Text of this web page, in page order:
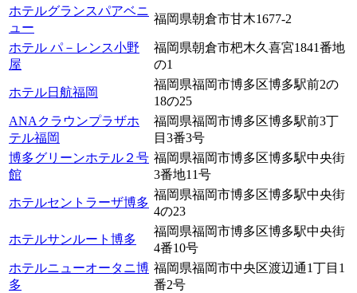
ホテルグランスパアベニ
ュー
福岡県朝倉市甘木1677-2
ホテル パ－レンス小野
屋
福岡県朝倉市杷木久喜宮1841番地
の1
ホテル日航福岡
福岡県福岡市博多区博多駅前2の
18の25
ANAクラウンプラザホ
テル福岡
福岡県福岡市博多区博多駅前3丁
目3番3号
博多グリーンホテル２号
館
福岡県福岡市博多区博多駅中央街
3番地11号
ホテルセントラーザ博多
福岡県福岡市博多区博多駅中央街
4の23
ホテルサンルート博多
福岡県福岡市博多区博多駅中央街
4番10号
ホテルニューオータニ博
多
福岡県福岡市中央区渡辺通1丁目1
番2号